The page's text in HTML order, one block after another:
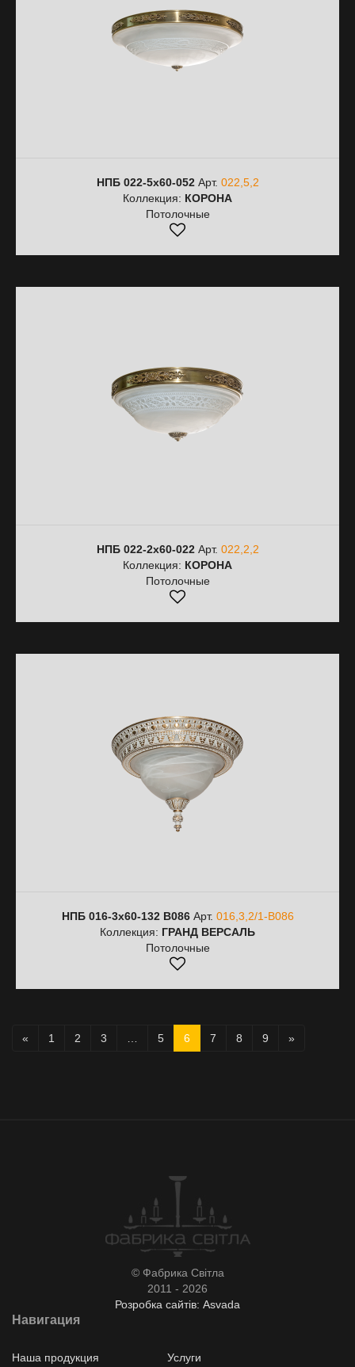
НПБ 022-5х60-052Арт. 022,5,2
Коллекция: КОРОНА
Потолочные
НПБ 022-2х60-022Арт. 022,2,2
Коллекция: КОРОНА
Потолочные
НПБ 016-3х60-132 B086Арт. 016,3,2/1-B086
Коллекция: ГРАНД ВЕРСАЛЬ
Потолочные
« 1 2 3 5 6 7 8 9 »
© Фабрика Світла
2011 - 2026
Розробка сайтів: Asvada
Навигация
Наша продукция Услуги